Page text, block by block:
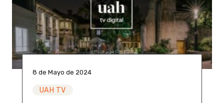
8 de Mayo de 2024
UAH TV